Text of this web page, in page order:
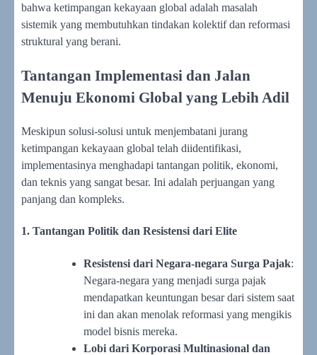
bahwa ketimpangan kekayaan global adalah masalah
sistemik yang membutuhkan tindakan kolektif dan reformasi
struktural yang berani.
Tantangan Implementasi dan Jalan
Menuju Ekonomi Global yang Lebih Adil
Meskipun solusi-solusi untuk menjembatani jurang
ketimpangan kekayaan global telah diidentifikasi,
implementasinya menghadapi tantangan politik, ekonomi,
dan teknis yang sangat besar. Ini adalah perjuangan yang
panjang dan kompleks.
1. Tantangan Politik dan Resistensi dari Elite
Resistensi dari Negara-negara Surga Pajak:
Negara-negara yang menjadi surga pajak
mendapatkan keuntungan besar dari sistem saat
ini dan akan menolak reformasi yang mengikis
model bisnis mereka.
Lobi dari Korporasi Multinasional dan